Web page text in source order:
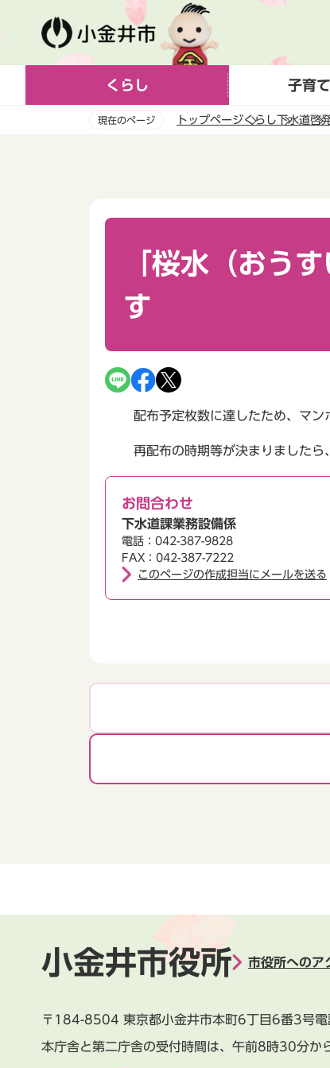
ー
くらし 子育
現在のページ トップページくらし 下水道啓
「桜水（おう
す
配布予定枚数に達したため、マン
再配布の時期等が決まりましたら
お問合わせ
下水道課業務設備係
電話：042-387-9828
FAX：042-387-7222
このページの作成担当にメールを送る
小金井市役所 市役所へのア
〒184-8504 東京都小金井市本町6丁目6番3号電
本庁舎と第二庁舎の受付時間は、 午前8時30分か